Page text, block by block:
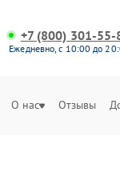
+7 (800) 301-55-
Ежедневно, с 10:00 до
О нас Отзывы